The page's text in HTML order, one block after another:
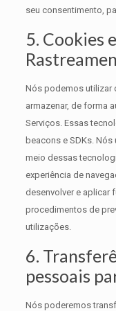
seu consentimento,
5. Cookies
Nós podemos utilizar
armazenar, de forma
Serviços. Essas
beacons e SDKs.
meio dessas
experiência de
desenvolver e aplicar
procedimentos de
utilizações.
6.
pessoais
Nós poderemos